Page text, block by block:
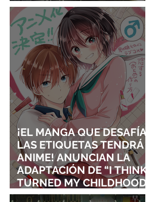
LA FAMA DE LOS EFECTOS
VISUALES
¡EL MANGA QUE DESAFÍA
LAS ETIQUETAS TENDRÁ
ANIME! ANUNCIAN LA
ADAPTACIÓN DE “I THINK I
TURNED MY CHILDHOOD
FRIEND INTO A GIRL”